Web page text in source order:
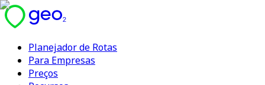
Planejador de Rotas
Para Empresas
Preços